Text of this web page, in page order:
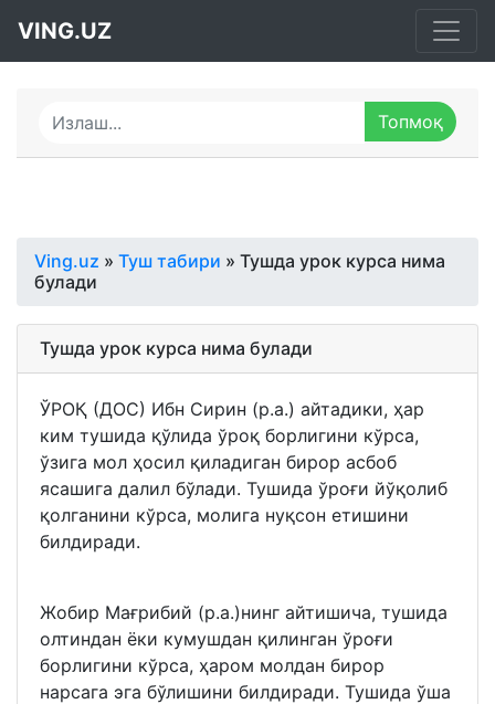
VING.UZ
Ving.uz » Туш табири » Тушда урок курса нима
булади
Тушда урок курса нима булади
ЎРОҚ (ДОС) Ибн Сирин (р.а.) айтадики, ҳар
ким тушида қўлида ўроқ борлигини кўрса,
ўзига мол ҳосил қиладиган бирор асбоб
ясашига далил бўлади. Тушида ўроғи йўқолиб
қолганини кўрса, молига нуқсон етишини
билдиради.
Жобир Мағрибий (р.а.)нинг айтишича, тушида
олтиндан ёки кумушдан қилинган ўроғи
борлигини кўрса, ҳаром молдан бирор
нарсага эга бўлишини билдиради. Тушида ўша